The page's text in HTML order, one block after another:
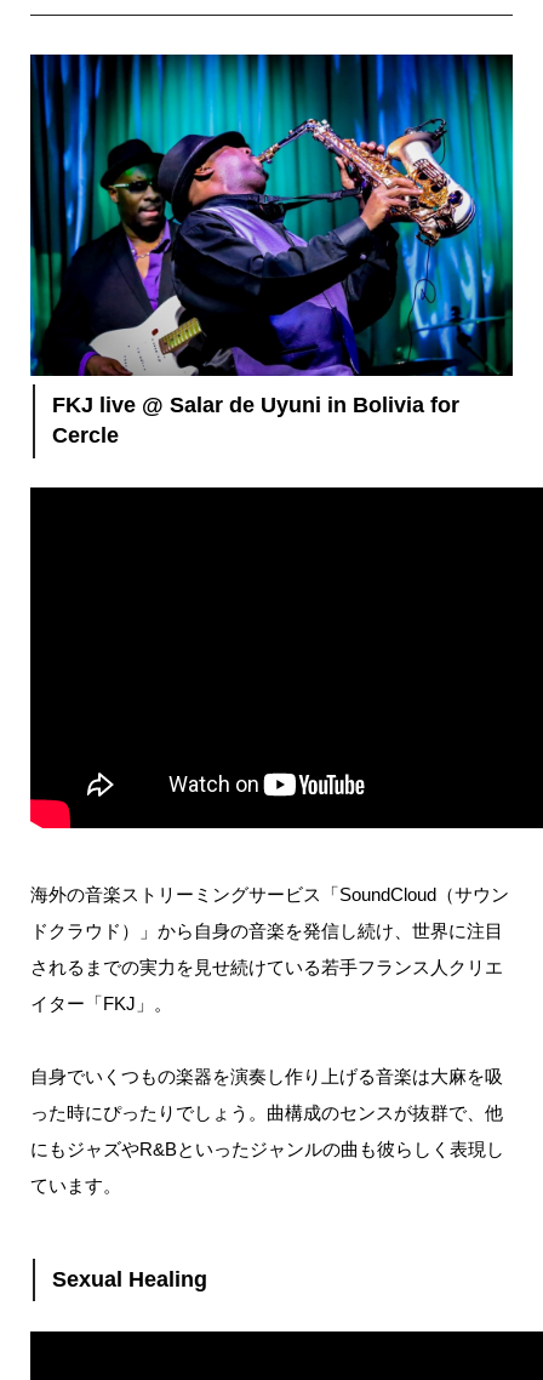
FKJ live @ Salar de Uyuni in Bolivia for
Cercle
海外の音楽ストリーミングサービス
「SoundCloud（サウン
ドクラウド）」 から自身の音楽を発信し続け、世界に注目
されるまでの実力を見せ続けている若手フランス人クリエ
イター「FKJ」。
自身でいくつもの楽器を演奏し作り上げる音楽は大麻を吸
った時にぴったりでしょう。曲構成のセンスが抜群で、他
にもジャズやR&Bといったジャンルの曲も彼らしく表現し
ています。
Sexual Healing